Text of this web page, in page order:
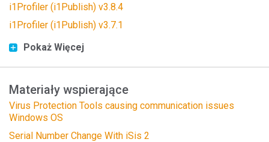
i1Profiler (i1Publish) v3.8.4
i1Profiler (i1Publish) v3.7.1
Pokaż Więcej
Materiały wspierające
Virus Protection Tools causing communication issues
Windows OS
Serial Number Change With iSis 2